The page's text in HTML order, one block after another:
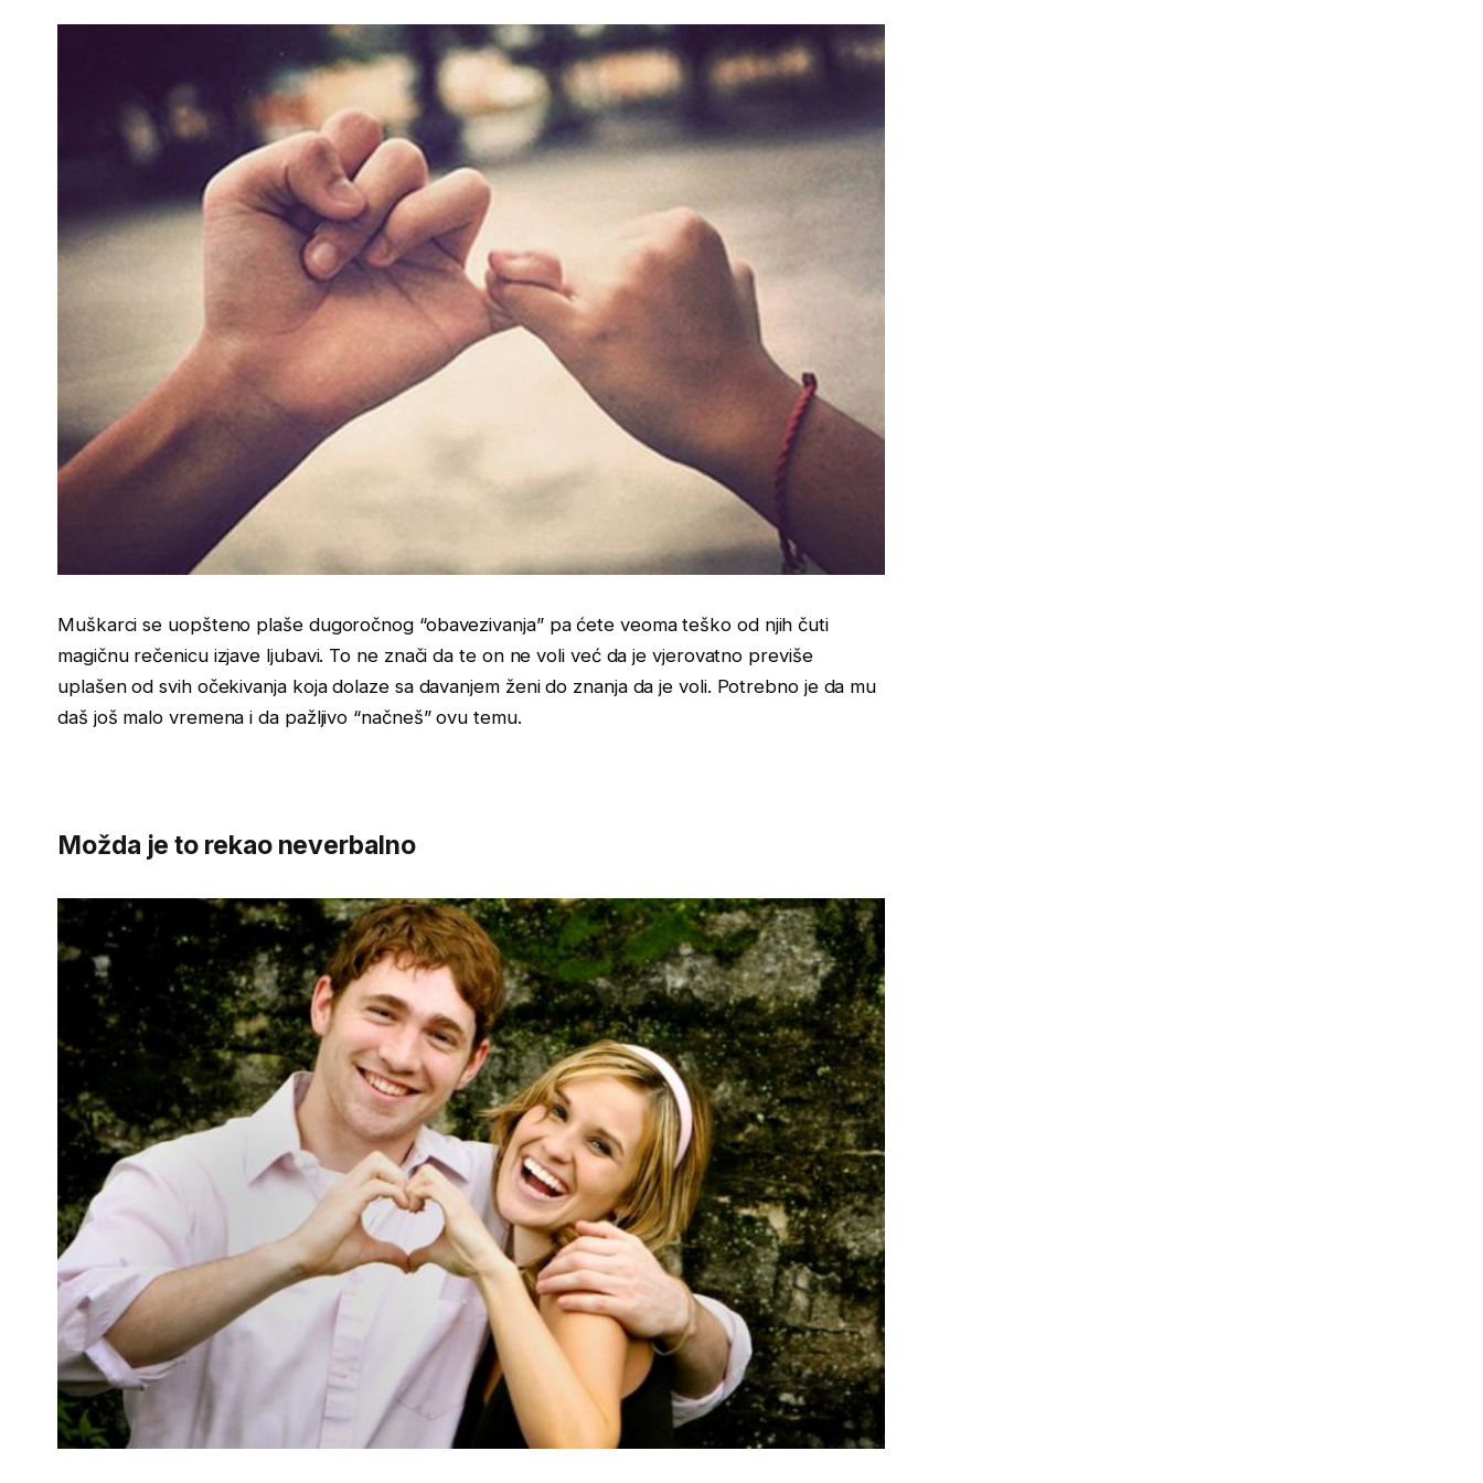
Muškarci se uopšteno plaše dugoročnog “obavezivanja” pa ćete veoma teško od njih čuti
magičnu rečenicu izjave ljubavi. To ne znači da te on ne voli već da je vjerovatno previše
uplašen od svih očekivanja koja dolaze sa davanjem ženi do znanja da je voli. Potrebno je da mu
daš još malo vremena i da pažljivo “načneš” ovu temu.
Možda je to rekao neverbalno